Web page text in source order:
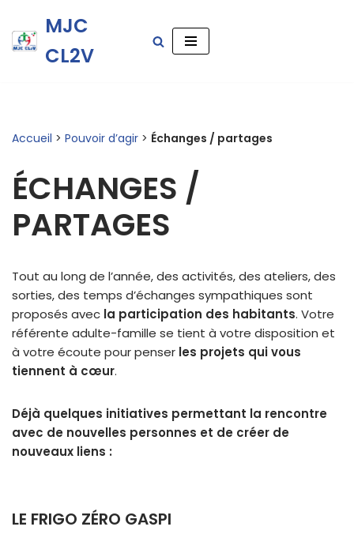
Aller
MJC
CL2V
Accueil > Pouvoir d’agir > Échanges / partages
ÉCHANGES /
PARTAGES
Tout au long de l’année, des activités, des ateliers, des
sorties, des temps d’échanges sympathiques sont
proposés avec la participation des habitants. Votre
référente adulte-famille se tient à votre disposition et
à votre écoute pour penser les projets qui vous
tiennent à cœur.
Déjà quelques initiatives permettant la rencontre
avec de nouvelles personnes et de créer de
nouveaux liens :
LE FRIGO ZÉRO GASPI